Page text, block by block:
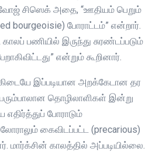
சிஸெக் அதை, “ஊதியம் பெறும்
bourgeoisie) போராட்டம்” என்றார்.
பணியில் இருந்து சுரண்டப்படும்
என்றும் கூறினார்.
இப்படியான அறக்கேடான தர
தொழிலாளிகள் இன்று
போராடும்
கைவிடப்பட்ட (precarious)
மார்க்சின் காலத்தில் அப்படியில்லை.